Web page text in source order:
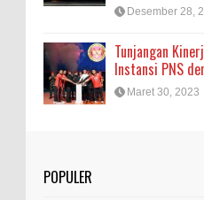
Desember 28,
Tunjangan
Instansi PNS
Maret 30, 2023
POPULER